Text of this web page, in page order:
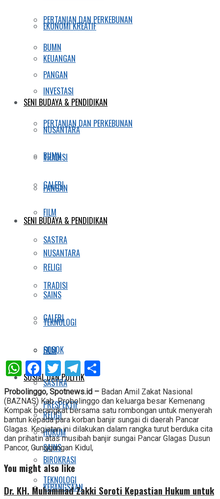
PERTANIAN DAN PERKEBUNAN
BUMN
PANGAN
SENI BUDAYA & PENDIDIKAN
NUSANTARA
TRADISI
GALERI
FILM
SASTRA
RELIGI
SAINS
TEKNOLOGI
SOSOK
SOSIAL DAN POLITIK
PRESPEKTIF
HUKUM
BIROKRASI
KEBANGSAAN
EKONOMI KREATIF
KEUANGAN
INVESTASI
PERTANIAN DAN PERKEBUNAN
BUMN
PANGAN
SENI BUDAYA & PENDIDIKAN
NUSANTARA
TRADISI
GALERI
FILM
SASTRA
RELIGI
SAINS
TEKNOLOGI
WhatsApp
Facebook
TwitterTelegram
Probolinggo, Spotnews.id – Badan Amil Zakat Nasional
(BAZNAS) Kab. Probolinggo dan keluarga besar Kemenang
Kompak berangkat bersama satu rombongan untuk menyerah
bantun kepada para korban banjir sungai di daerah Pancar
Glagas. Kegiatan ini dilakukan dalam rangka turut berduka cita
dan prihatin atas musibah banjir sungai Pancar Glagas Dusun
Pancor, Gunggungan Kidul,
You might also like
Dr. KH. Muhammad Zakki Soroti Kepastian Hukum untuk